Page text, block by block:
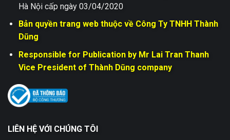
Hà Nội cấp ngày 03/04/2020
Bản quyền trang web thuộc về Công Ty TNHH Thành
Dũng
Responsible for Publication by Mr Lai Tran Thanh
Vice President of Thành Dũng company
LIÊN HỆ VỚI CHÚNG TÔI